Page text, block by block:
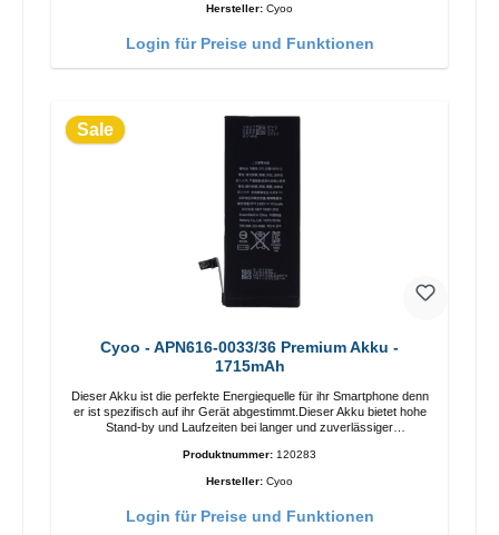
Kunststoff umschließt die Kanten des Smartphones3
der Hand100% passgenauSchützt vor Kratzern, Schmutz, Staub,
Hersteller: Cyoo
Login für Preise und Funktionen
Sale
Cyoo - APN616-0033/36 Premium Akku -
1715mAh
Dieser Akku ist die perfekte Energiequelle für ihr Smartphone denn
er ist spezifisch auf ihr Gerät abgestimmt.Dieser Akku bietet hohe
Stand-by und Laufzeiten bei langer und zuverlässiger
Kurzschlussschutz
Produktnummer: 120283
Hersteller: Cyoo
Login für Preise und Funktionen